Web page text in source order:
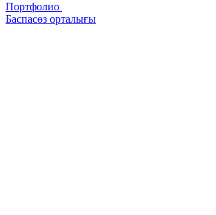
Портфолио
Баспасөз орталығы